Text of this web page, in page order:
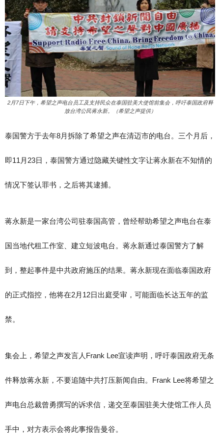
2月7日下午，希望之声电台员工及支持民众在泰国驻美大使馆前集会，呼吁泰国政府释
放台湾公民蒋永新。（希望之声提供）
泰国警方于去年8月拆除了希望之声在清迈市的电台。三个月后，
即11月23日，泰国警方通过隐藏关键性文字让蒋永新在不知情的
情况下签认罪书，之后将其逮捕。
蒋永新是一家台湾公司驻泰国高管，曾经帮助希望之声电台在泰
国当地代租工作室、建立短波电台。蒋永新通过泰国警方了解
到，整起事件是中共政府施压的结果。蒋永新现在面临泰国政府
的正式指控，他将在2月12日出庭受审，可能面临长达五年的监
禁。
集会上，希望之声发言人Frank Lee宣读声明，呼吁泰国政府无条
件释放蒋永新，不要追随中共打压新闻自由。Frank Lee将希望之
声电台总裁曾勇撰写的诉求信，递交至泰国驻美大使馆工作人员
手中，对方表示会将此事报告曼谷。